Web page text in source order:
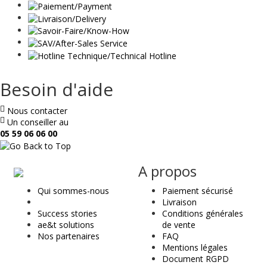
Besoin d'aide
Nous contacter
Un conseiller au
05 59 06 06 00
ae
&
t
Qui sommes-nous
Success stories
ae&t solutions
Nos partenaires
A propos
Paiement sécurisé
Livraison
Conditions générales
de vente
FAQ
Mentions légales
Document RGPD